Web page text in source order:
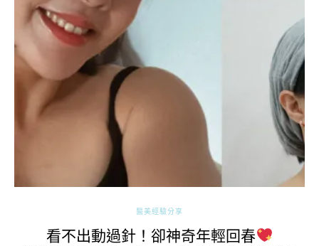
醫美經驗分享
看不出動過針！卻神奇年輕回春